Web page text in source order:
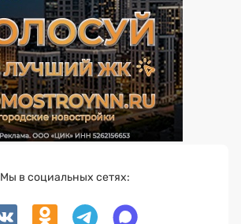
Мы в социальных сетях: